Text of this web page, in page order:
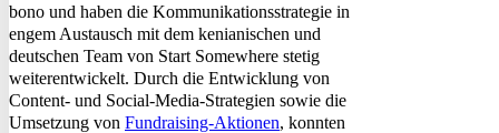
bono und haben die Kommunikationsstrategie in
engem Austausch mit dem kenianischen und
deutschen Team von Start Somewhere stetig
weiterentwickelt. Durch die Entwicklung von
Content- und Social-Media-Strategien sowie die
Umsetzung von Fundraising-Aktionen, konnten